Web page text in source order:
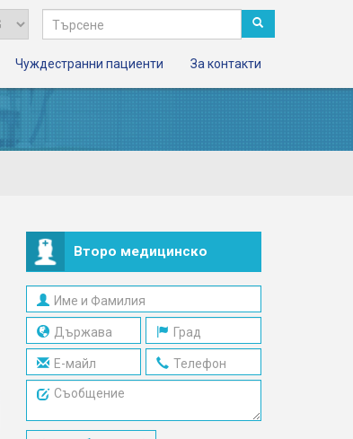
Чуждестранни пациенти За контакти
Второ медицинско
мнение